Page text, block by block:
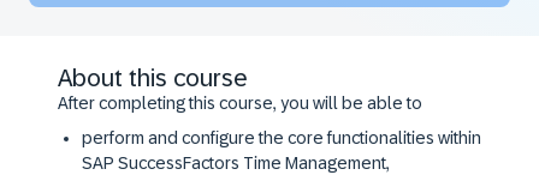
About this course
After completing this course, you will be able to
perform and configure the core functionalities within
SAP SuccessFactors Time Management,